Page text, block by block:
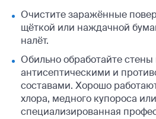
Очистите заражённые
щёткой или наждачной
налёт.
Обильно обработайте
антисептическими и
составами. Хорошо
хлора, медного купороса или
специализированная